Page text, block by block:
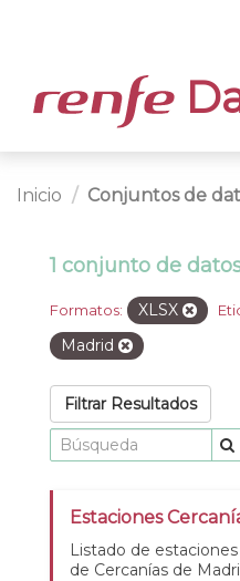
Inicio Conjuntos de
1 conjunto de
Formatos: XLSX
Madrid
Filtrar Resultados
Estaciones
Listado de
de Cercanías de